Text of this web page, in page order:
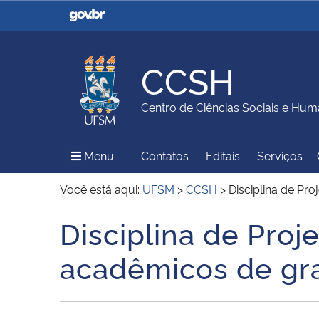
Casa Civil
Ministério da Justiça e
Ministério da Agricultura,
Pecuária e Abastecimento
Ministério da Educação
Ministério do Meio Ambiente Ministério do Turismo
Secretaria de Governo
Gabinete de Segurança
Institucional
CCSH
Centro de Ciências Sociais e
Menu Menu Principal do Sítio
Contatos Editais Serviços
Você está aqui: UFSM >CCSH > Disciplina de
Início do conteúdo
Disciplina de
acadêmicos de